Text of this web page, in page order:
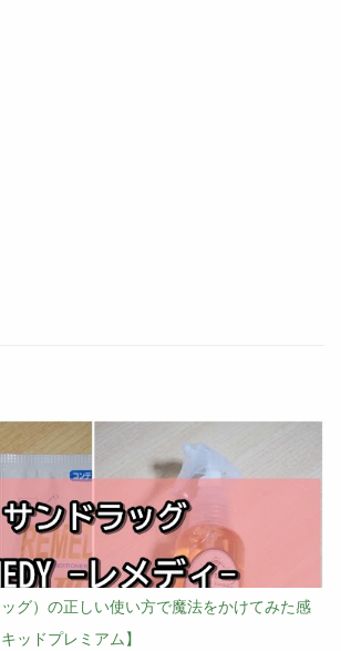
グ）の正しい使い方で魔法をかけてみた感
ッドプレミアム】